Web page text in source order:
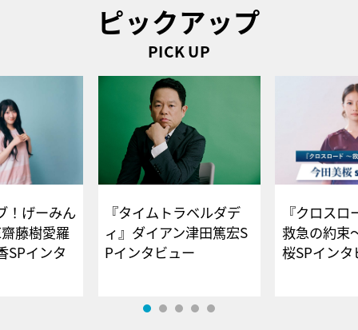
ピックアップ
PICK UP
！げーみん
藤樹愛羅
SPインタ
『タイムトラベルダデ
ィ』ダイアン津田篤宏S
Pインタビュー
『クロス
救急の約束
桜SPイ